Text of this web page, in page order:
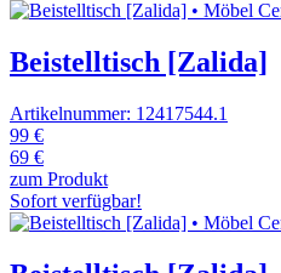
Beistelltisch [Zalida]
Artikelnummer: 12417544.1
99 €
69 €
zum Produkt
Sofort verfügbar!